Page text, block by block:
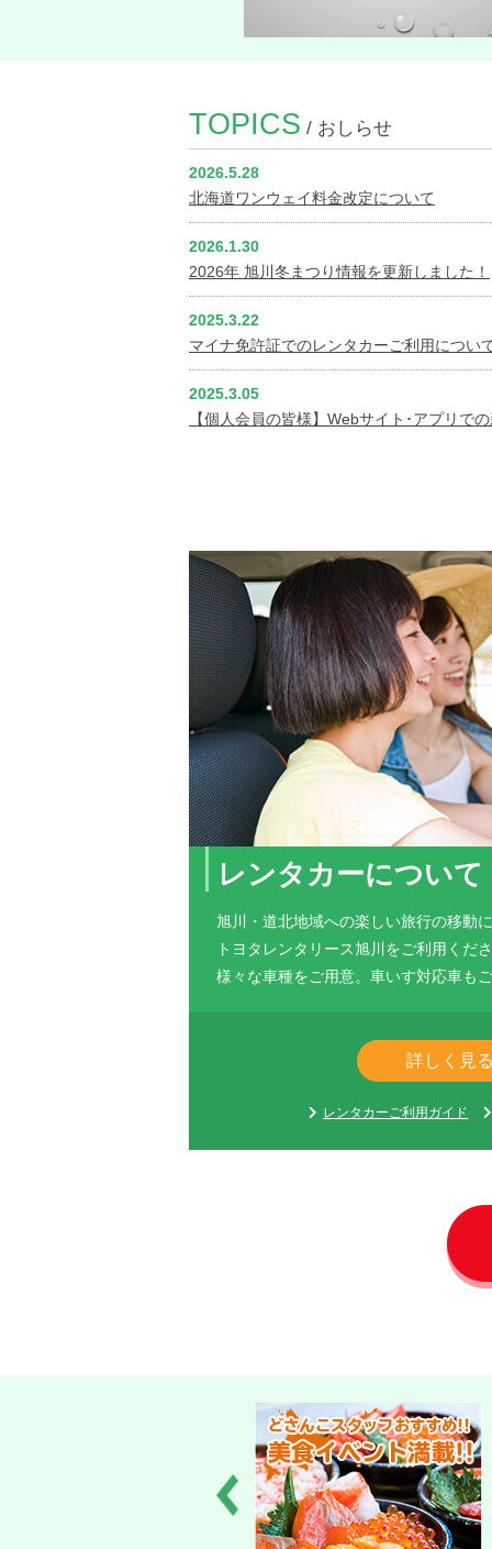
TOPICS
2026.5.28
北海道ワンウェイ料金改定について
2026.1.30
2026年 旭川冬まつり情報を更新しました！
2025.3.22
マイナ免許証でのレンタカーご利用につい
2025.3.05
【個人会員の皆様】Webサイト･アプリで
TOYOTA SHARE 士別駅前店がオープンし
レンタカーについて
旭川・道北地域への楽しい旅行の移動
トヨタレンタリース旭川をご利用くだ
様々な車種をご用意。車いす対応車も
詳しく見
レンタカーご利用ガイド